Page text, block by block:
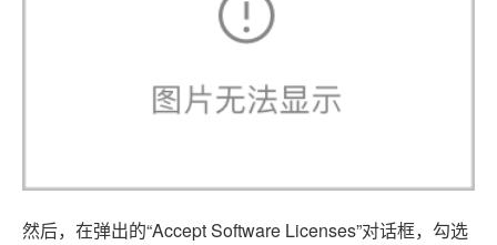
然后，在弹出的“Accept Software Licenses”对话框，勾选